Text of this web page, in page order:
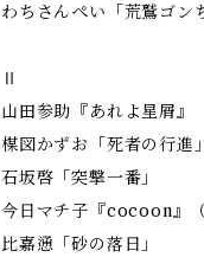
わちさんぺい「荒鷲ゴン
Ⅱ
山田参助『あれよ星屑』
楳図かずお「死者の行進」
石坂啓「突撃一番」
今日マチ子『cocoon』（
比嘉慂「砂の落日」